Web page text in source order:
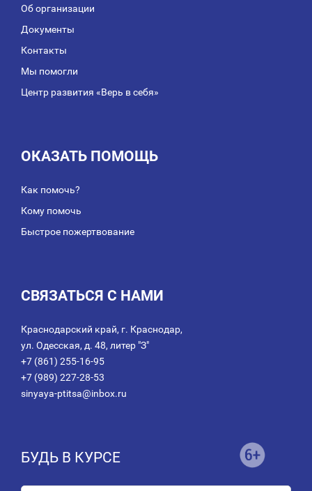
Об организации
Документы
Контакты
Мы помогли
Центр развития «Верь в себя»
ОКАЗАТЬ ПОМОЩЬ
Как помочь?
Кому помочь
Быстрое пожертвование
СВЯЗАТЬСЯ С НАМИ
Краснодарский край, г. Краснодар,
ул. Одесская, д. 48, литер "З"
+7 (861) 255-16-95
+7 (989) 227-28-53
sinyaya-ptitsa@inbox.ru
БУДЬ В КУРСЕ